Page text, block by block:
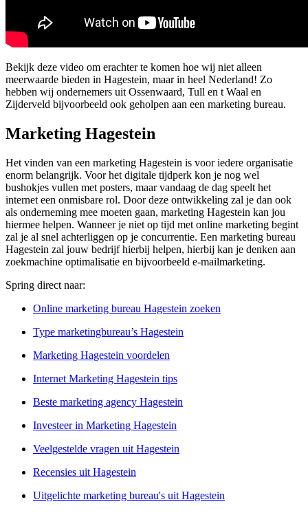
Bekijk deze video om erachter te komen hoe wij niet alleen
meerwaarde bieden in Hagestein, maar in heel Nederland! Zo
hebben wij ondernemers uit Ossenwaard, Tull en t Waal en
Zijderveld bijvoorbeeld ook geholpen aan een marketing bureau.
Marketing Hagestein
Het vinden van een marketing Hagestein is voor iedere organisatie
enorm belangrijk. Voor het digitale tijdperk kon je nog wel
bushokjes vullen met posters, maar vandaag de dag speelt het
internet een onmisbare rol. Door deze ontwikkeling zal je dan ook
als onderneming mee moeten gaan, marketing Hagestein kan jou
hiermee helpen. Wanneer je niet op tijd met online marketing begint
zal je al snel achterliggen op je concurrentie. Een marketing bureau
Hagestein zal jouw bedrijf hierbij helpen, hierbij kan je denken aan
zoekmachine optimalisatie en bijvoorbeeld e-mailmarketing.
Spring direct naar:
Online marketing bureau Hagestein zoeken
Type marketingbureau’s Hagestein
Marketing Hagestein voordelen
Internet Marketing Hagestein tips
Beste marketing agency Hagestein
Investeer in Marketing Hagestein
Veelgestelde vragen uit Hagestein
Recensies uit Hagestein
Uitgelichte marketing bureau's uit Hagestein